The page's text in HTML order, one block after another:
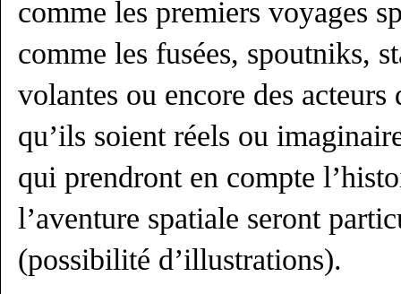
comme les premiers voyages
comme les fusées, spoutniks,
volantes ou encore des acteurs
qu’ils soient réels ou
qui prendront en compte
l’aventure spatiale seront
(possibilité d’illustrations).